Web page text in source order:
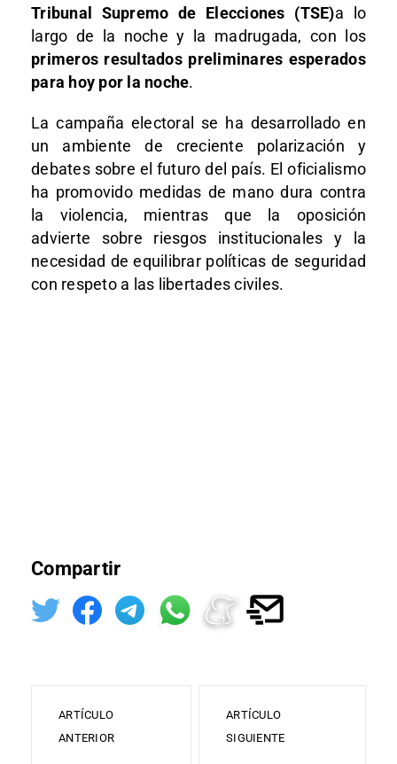
Tribunal Supremo de Elecciones (TSE)a lo
largo de la noche y la madrugada, con los
primeros resultados preliminares esperados
para hoy por la noche.
La campaña electoral se ha desarrollado en
un ambiente de creciente polarización y
debates sobre el futuro del país. El oficialismo
ha promovido medidas de mano dura contra
la violencia, mientras que la oposición
advierte sobre riesgos institucionales y la
necesidad de equilibrar políticas de seguridad
con respeto a las libertades civiles.
Compartir
ARTÍCULO
ANTERIOR
ARTÍCULO
SIGUIENTE